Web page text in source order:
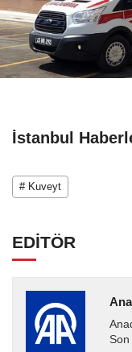
İstanbul
# Kuveyt
EDİTÖR